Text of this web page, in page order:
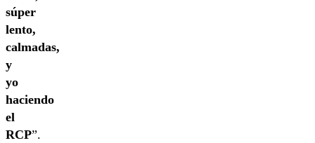
súper
lento,
calmadas,
y
yo
haciendo
el
RCP”.